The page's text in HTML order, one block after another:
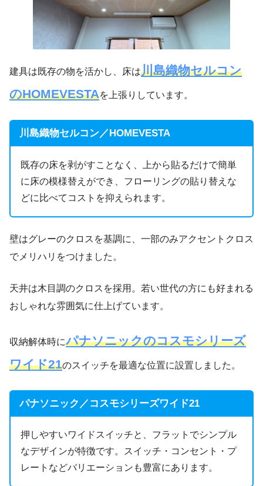
建具は既存の物を活かし、床は川島織物セルコン
のHOMEVESTAを上張りしています。
川島織物セルコン／HOMEVESTA
既存の床を剥がすことなく、上から貼るだけで簡単
に床の模様替えができ、フローリングの貼り替えな
どに比べてコストを抑えられます。
壁はグレーのクロスを基調に、一部のみアクセントクロス
でメリハリをつけました。
天井は木目調のクロスを採用。若い世代の方にも好まれる
おしゃれな雰囲気に仕上げています。
収納解体時にパナソニックのコスモシリーズ
ワイド21のスイッチを最適な位置に設置しました。
パナソニック／コスモシリーズワイド21
押しやすいワイドスイッチと、フラットでシンプル
なデザインが特徴です。スイッチ・コンセント・プ
レートなどバリエーションも豊富にあります。